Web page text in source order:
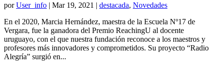
porUser_info | Mar 19, 2021 | destacada, Novedades
En el 2020, Marcia Hernández, maestra de la Escuela Nº17 de
Vergara, fue la ganadora del Premio ReachingU al docente
uruguayo, con el que nuestra fundación reconoce a los maestros y
profesores más innovadores y comprometidos. Su proyecto “Radio
Alegría” surgió en...